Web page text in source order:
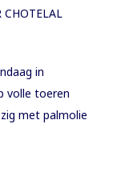
CHOTELAL
in
volle toeren
met palmolie